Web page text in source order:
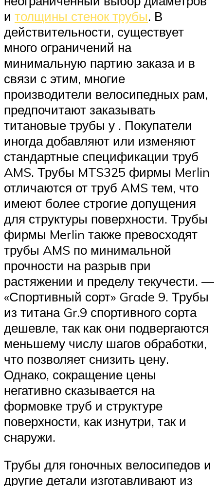
и толщины стенок трубы. В
действительности, существует
много ограничений на
минимальную партию заказа и в
связи с этим, многие
производители велосипедных рам,
предпочитают заказывать
титановые трубы у . Покупатели
иногда добавляют или изменяют
стандартные спецификации труб
AMS. Трубы MTS325 фирмы Merlin
отличаются от труб AMS тем, что
имеют более строгие допущения
для структуры поверхности. Трубы
фирмы Merlin также превосходят
трубы AMS по минимальной
прочности на разрыв при
растяжении и пределу текучести. —
«Спортивный сорт» Grade 9. Трубы
из титана Gr.9 спортивного сорта
дешевле, так как они подвергаются
меньшему числу шагов обработки,
что позволяет снизить цену.
Однако, сокращение цены
негативно сказывается на
формовке труб и структуре
поверхности, как изнутри, так и
снаружи.
Трубы для гоночных велосипедов и
другие детали изготавливают из